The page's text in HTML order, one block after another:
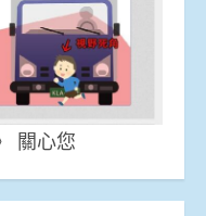
關心您